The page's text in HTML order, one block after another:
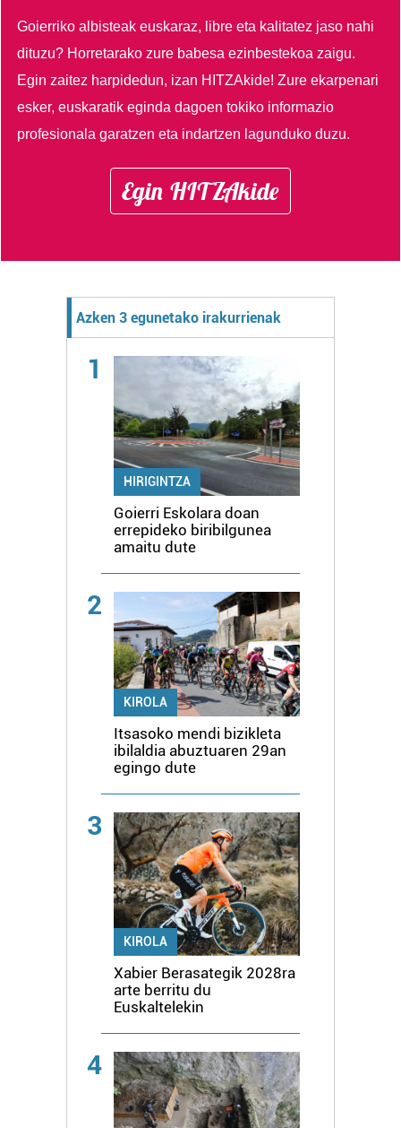
Goierriko albisteak euskaraz, libre eta kalitatez jaso nahi
dituzu? Horretarako zure babesa ezinbestekoa zaigu.
Egin zaitez harpidedun, izan HITZAkide!Zure ekarpenari
esker, euskaratik eginda dagoen tokiko informazio
profesionala garatzen eta indartzen lagunduko duzu.
Egin HITZAkide
Azken 3 egunetako irakurrienak
1
HIRIGINTZA
Goierri Eskolara doan
errepideko biribilgunea
amaitu dute
2
KIROLA
Itsasoko mendi bizikleta
ibilaldia abuztuaren 29an
egingo dute
3
KIROLA
Xabier Berasategik 2028ra
arte berritu du
Euskaltelekin
4